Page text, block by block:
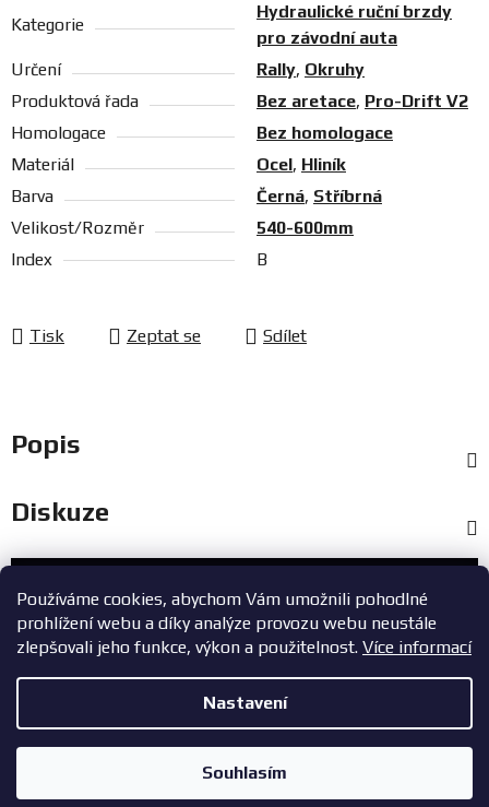
Používáme cookies, abychom Vám umožnili pohodlné
prohlížení webu a díky analýze provozu webu neustále
zlepšovali jeho funkce, výkon a použitelnost. Více informací
Nastavení
Souhlasím
Kategorie
Hydraulické ruční brzdy
pro závodní auta
Určení
Rally, Okruhy
Produktová řada
Bez aretace, Pro-Drift V2
Homologace
Bez homologace
Materiál
Ocel, Hliník
Barva
Černá, Stříbrná
Velikost/Rozměr
540-600mm
Index
B
Tisk Zeptat se Sdílet
Popis
Diskuze
Zákaznický servis
+420 603 785 748
Copyright 2026ZavodniAuta.cz. Všechna práva vyhrazena.|
Zásady ochrany osobních údajů